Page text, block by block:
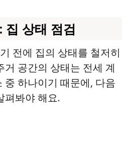
집 상태 점검
전에 집의 상태를 철저히
거 공간의 상태는 전세 계
중 하나이기 때문에, 다음
펴봐야 해요.